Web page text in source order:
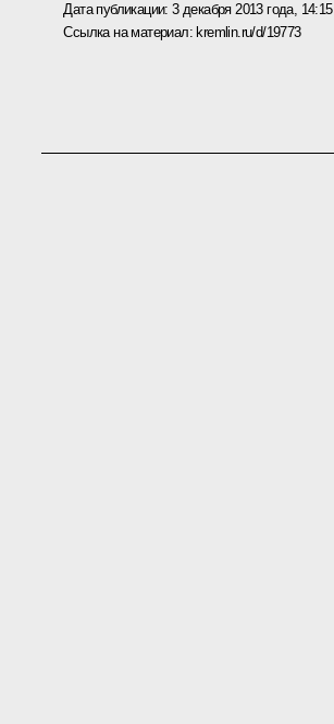
Дата публикации:3 декабря 2013 года, 14:15
Ссылка на материал: kremlin.ru/d/19773